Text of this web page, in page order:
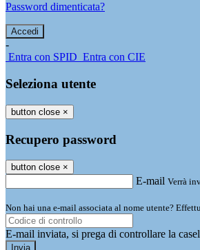
Password dimenticata?
-
Entra con SPID Entra con CIE
Seleziona utente
button close ×
Recupero password
button close ×
E-mail Verrà
Non hai una e-mail associata al nome utente?
E-mail inviata, si prega di controllare la